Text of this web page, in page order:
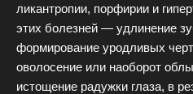
ликантропии, порфирии и
этих болезней — удлинение
формирование уродливых
оволосение или наоборот
истощение радужки глаза, в